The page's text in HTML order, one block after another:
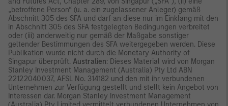
„betroffene Person“ (u. a. ein zugelassener Anleger) gemäß
Abschnitt 305 des SFA und darf an diese nur im Einklang mit den
in Abschnitt 305 des SFA festgelegten Bedingungen verbreitet
oder (iii) anderweitig nur gemäß der Maßgabe sonstiger
geltender Bestimmungen des SFA weitergegeben werden. Diese
Publikation wurde nicht durch die Monetary Authority of
Singapur überprüft. Australien: Dieses Material wird von Morgan
Stanley Investment Management (Australia) Pty Ltd ABN
22122040037, AFSL No. 314182 und den mit ihr verbundenen
Unternehmen zur Verfügung gestellt und stellt kein Angebot von
Interessen dar. Morgan Stanley Investment Management